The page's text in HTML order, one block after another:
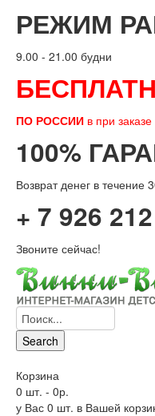
РЕЖИМ
9.00 - 21.00 будни
ПО РОССИИ в при
100%
Возврат денег в течение
+ 7 926
Звоните сейчас!
Search
Корзина
0 шт. - 0р.
у Вас 0 шт. в Вашей